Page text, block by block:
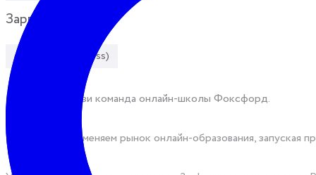
Зарплата
от 30 000 ₽ (gross)
Привет! На связи команда онлайн-школы Фоксфорд.
Мы уже 12 лет меняем рынок онлайн-образования, запуская